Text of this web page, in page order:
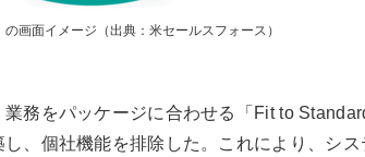
画面イメージ（出典：米セールスフォース）
務をパッケージに合わせる「Fit to
、個社機能を排除した。これにより、シ